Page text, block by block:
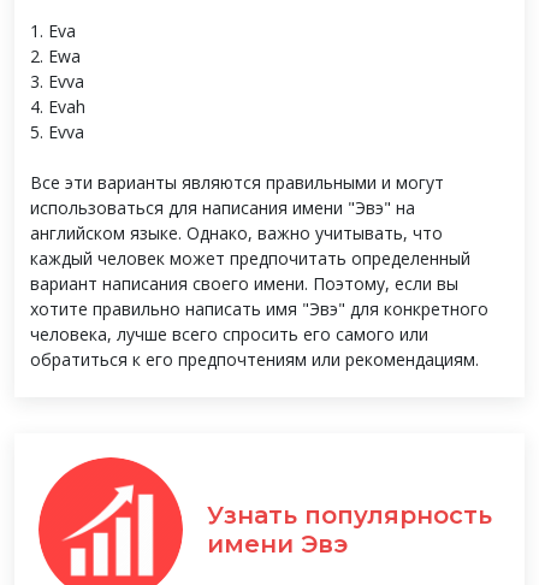
1. Eva
2. Ewa
3. Evva
4. Evah
5. Evva
Все эти варианты являются правильными и могут
использоваться для написания имени "Эвэ" на
английском языке. Однако, важно учитывать, что
каждый человек может предпочитать определенный
вариант написания своего имени. Поэтому, если вы
хотите правильно написать имя "Эвэ" для конкретного
человека, лучше всего спросить его самого или
обратиться к его предпочтениям или рекомендациям.
Узнать популярность
имени Эвэ